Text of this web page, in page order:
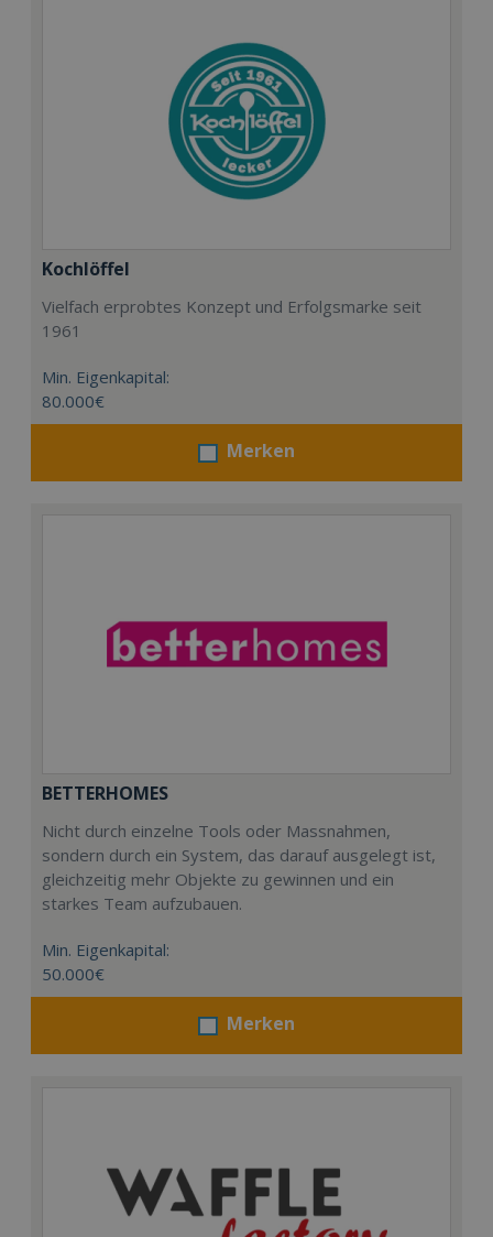
Kochlöffel
Vielfach erprobtes Konzept und Erfolgsmarke seit
1961
Min. Eigenkapital:
80.000€
Merken
BETTERHOMES
Nicht durch einzelne Tools oder Massnahmen,
sondern durch ein System, das darauf ausgelegt ist,
gleichzeitig mehr Objekte zu gewinnen und ein
starkes Team aufzubauen.
Min. Eigenkapital:
50.000€
Merken